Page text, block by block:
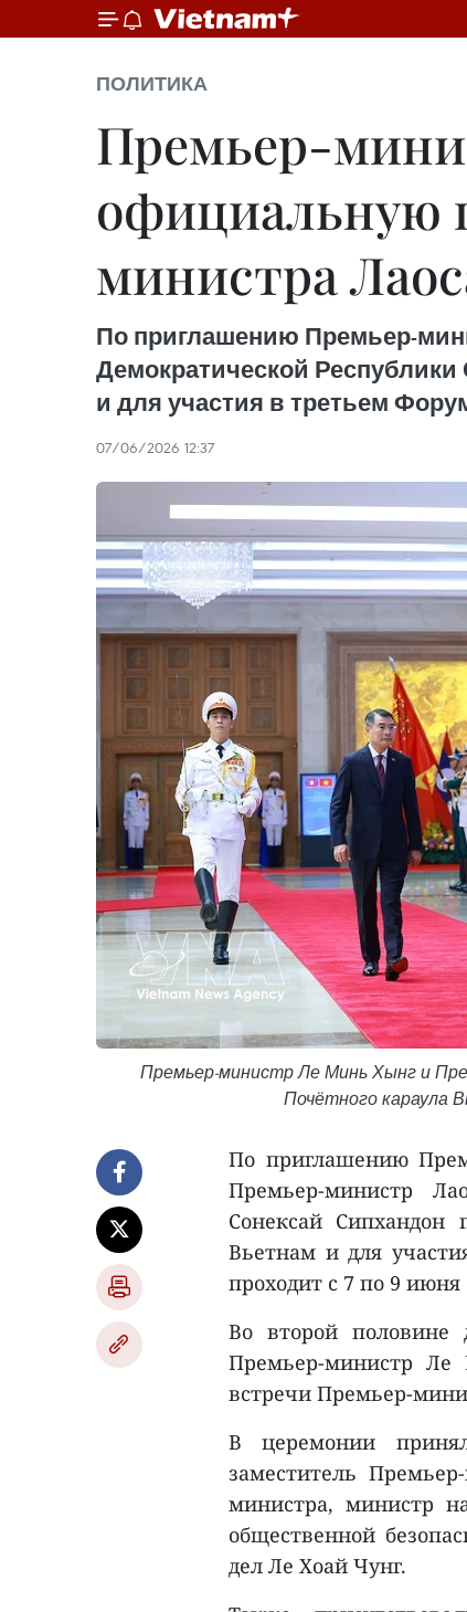
ПОЛИТИКА
Премьер-
официальную
министра
По приглашению Премьер-
Демократической
и для участия в третьем
07/06/2026 12:37
Премьер-министр Ле Минь Хынг и
Почётного караула
По приглашению
Премьер-министр
Сонексай
Вьетнам и для
проходит с 7 по 9 июня
Во второй половине
Премьер-министр
встречи Премьер-
В церемонии
заместитель
министра, министр
общественной
дел Ле Хоай Чунг.